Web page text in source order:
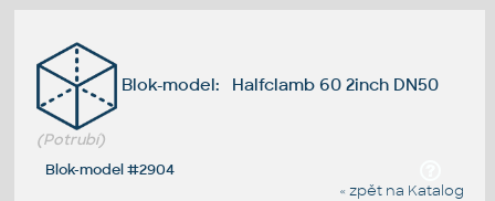
Blok-model: Halfclamb 60 2inch DN50
(Potrubí)
Blok-model #2904
« zpět na Katalog